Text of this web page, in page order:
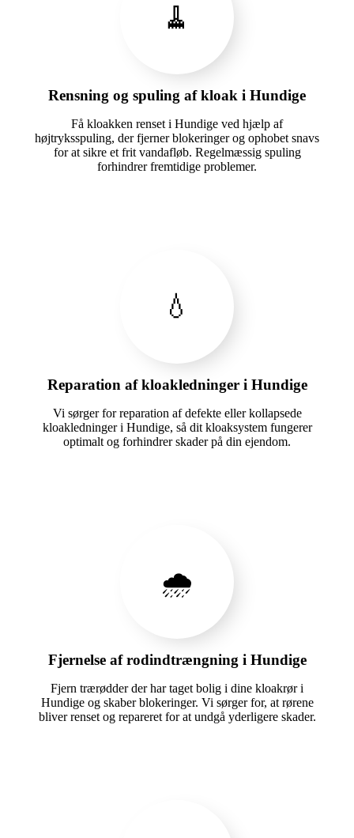
🧹
Rensning og spuling af kloak i Hundige
Få kloakken renset i Hundige ved hjælp af
højtryksspuling, der fjerner blokeringer og ophobet snavs
for at sikre et frit vandafløb. Regelmæssig spuling
forhindrer fremtidige problemer.
💧
Reparation af kloakledninger i Hundige
Vi sørger for reparation af defekte eller kollapsede
kloakledninger i Hundige, så dit kloaksystem fungerer
optimalt og forhindrer skader på din ejendom.
🌧️
Fjernelse af rodindtrængning i Hundige
Fjern trærødder der har taget bolig i dine kloakrør i
Hundige og skaber blokeringer. Vi sørger for, at rørene
bliver renset og repareret for at undgå yderligere skader.